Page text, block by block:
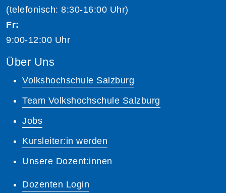
(telefonisch: 8:30-16:00 Uhr)
Fr:
9:00-12:00 Uhr
Über Uns
Volkshochschule Salzburg
Team Volkshochschule Salzburg
Jobs
Kursleiter:in werden
Unsere Dozent:innen
Dozenten Login